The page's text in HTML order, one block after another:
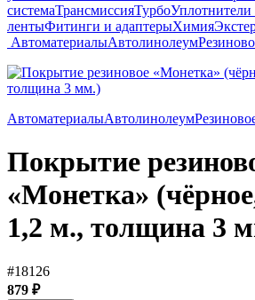
системаТрансмиссияТурбоУплотнители
лентыФитинги и адаптерыХимия
АвтоматериалыАвтолинолеум
АвтоматериалыАвтолинолеум
Покрытие
«Монетка»
1,2 м., толщина 3
#18126
879 ₽